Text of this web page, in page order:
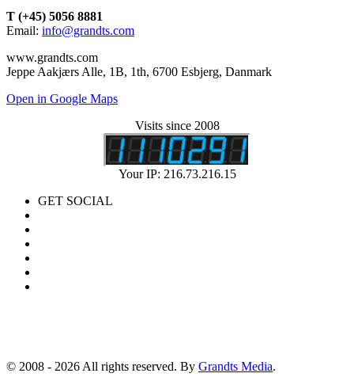
T (+45) 5056 8881
Email: info@grandts.com
www.grandts.com
Jeppe Aakjærs Alle, 1B, 1th, 6700 Esbjerg, Danmark
Open in Google Maps
Visits since 2008
Your IP: 216.73.216.15
GET SOCIAL
© 2008 - 2026 All rights reserved. By Grandts Media.